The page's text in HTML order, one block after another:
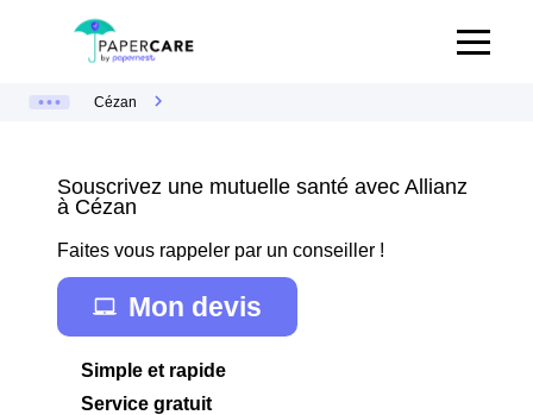
Cézan
Souscrivez une mutuelle santé avec Allianz
à Cézan
Faites vous rappeler par un conseiller !
Mon devis
Simple et rapide
Service gratuit